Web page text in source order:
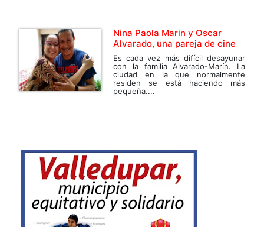
Nina Paola Marin y Oscar
Alvarado, una pareja de cine
Es cada vez más difícil desayunar
con la familia Alvarado-Marín. La
ciudad en la que normalmente
residen se está haciendo más
pequeña....